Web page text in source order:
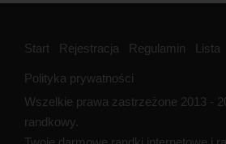
Start Rejestracja Regulamin Lista
Polityka prywatności
Wszelkie prawa zastrzeżone 2013 -
randkowy.